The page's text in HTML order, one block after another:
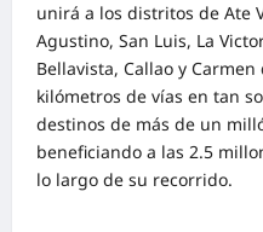
unirá a los distritos de Ate
Agustino, San Luis, La
Bellavista, Callao y
kilómetros de vías en tan
destinos de más de un
beneficiando a las 2.5
lo largo de su recorrido.